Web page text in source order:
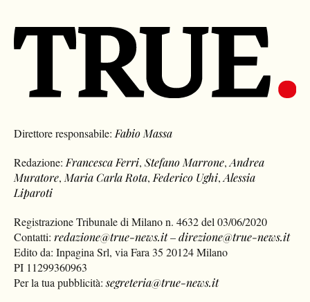
Direttore responsabile: Fabio Massa
Redazione: Francesca Ferri,Stefano Marrone,Andrea
Muratore, Maria Carla Rota, Federico Ughi,Alessia
Liparoti
Registrazione Tribunale di Milano n. 4632 del 03/06/2020
Contatti:redazione@true-news.it–direzione@true-news.it
Edito da: Inpagina Srl, via Fara 35 20124 Milano
PI 11299360963
Per la tua pubblicità:segreteria@true-news.it